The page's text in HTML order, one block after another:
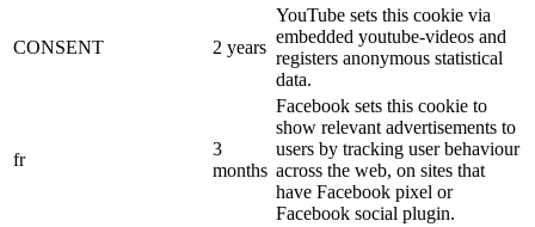
CONSENT 2 years
YouTube sets this cookie via
embedded youtube-videos and
registers anonymous statistical
data.
fr
3
months
Facebook sets this cookie to
show relevant advertisements to
users by tracking user behaviour
across the web, on sites that
have Facebook pixel or
Facebook social plugin.